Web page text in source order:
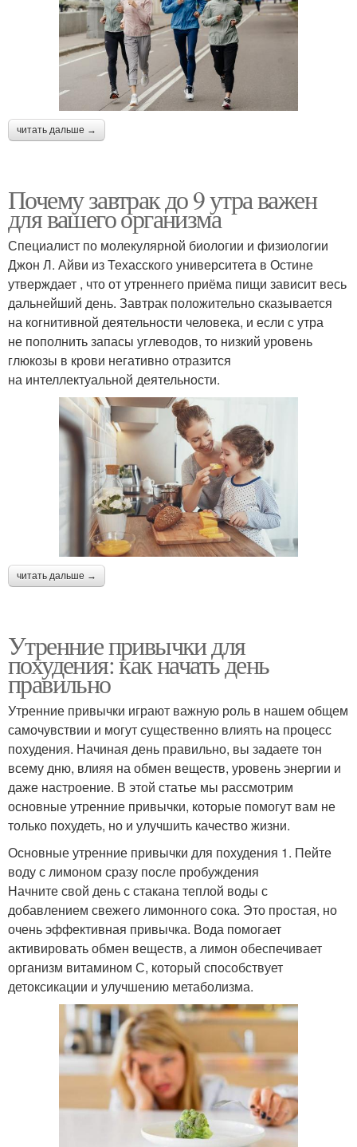
читать дальше →
Почему завтрак до 9 утра важен
для вашего организма
Специалист по молекулярной биологии и физиологии
Джон Л. Айви из Техасского университета в Остине
утверждает , что от утреннего приёма пищи зависит весь
дальнейший день. Завтрак положительно сказывается
на когнитивной деятельности человека, и если с утра
не пополнить запасы углеводов, то низкий уровень
глюкозы в крови негативно отразится
на интеллектуальной деятельности.
читать дальше →
Утренние привычки для
похудения: как начать день
правильно
Утренние привычки играют важную роль в нашем общем
самочувствии и могут существенно влиять на процесс
похудения. Начиная день правильно, вы задаете тон
всему дню, влияя на обмен веществ, уровень энергии и
даже настроение. В этой статье мы рассмотрим
основные утренние привычки, которые помогут вам не
только похудеть, но и улучшить качество жизни.
Основные утренние привычки для похудения 1. Пейте
воду с лимоном сразу после пробуждения
Начните свой день с стакана теплой воды с
добавлением свежего лимонного сока. Это простая, но
очень эффективная привычка. Вода помогает
активировать обмен веществ, а лимон обеспечивает
организм витамином С, который способствует
детоксикации и улучшению метаболизма.